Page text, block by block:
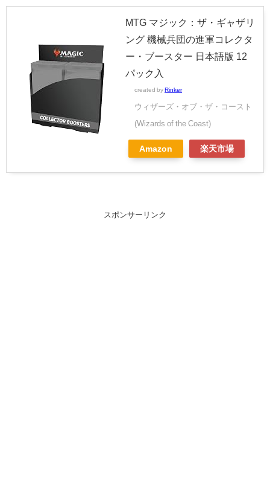
MTG マジック：ザ・ギャザリ
ング 機械兵団の進軍コレクタ
ー・ブースター 日本語版 12
パック入
created by Rinker
ウィザーズ・オブ・ザ・コースト
(Wizards of the Coast)
Amazon 楽天市場
スポンサーリンク